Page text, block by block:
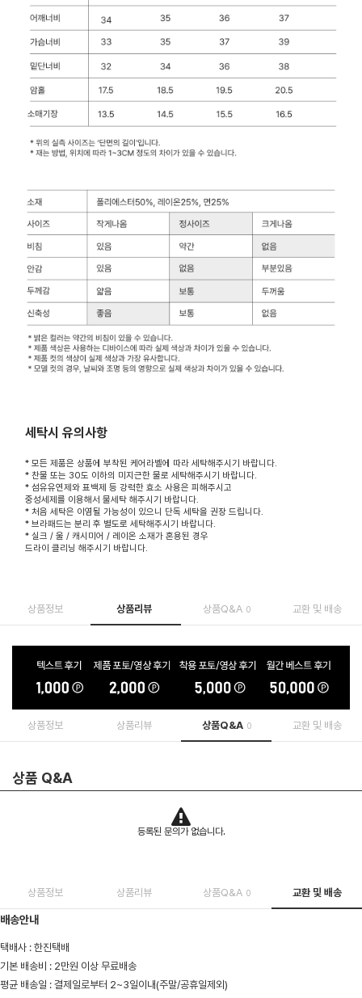
세탁시 유의사항
* 모든 제품은 상품에 부착된 케어라벨에 따라 세탁해주시기 바랍니다.
* 찬물 또는 30도 이하의 미지근한 물로 세탁해주시기 바랍니다.
* 섬유유연제와 표백제 등 강력한 효소 사용은 피해주시고
중성세제를 이용해서 물세탁 해주시기 바랍니다.
* 처음 세탁은 이염될 가능성이 있으니 단독 세탁을 권장 드립니다.
* 브라패드는 분리 후 별도로 세탁해주시기 바랍니다.
* 실크 / 울 / 캐시미어 / 레이온 소재가 혼용된 경우
드라이 클리닝 해주시기 바랍니다.
상품정보 상품리뷰 상품Q&A 0 교환 및 배송
상품정보 상품리뷰 상품Q&A 0 교환 및 배송
상품 Q&A
등록된 문의가 없습니다.
상품정보 상품리뷰 상품Q&A 0 교환 및 배송
배송안내
택배사 : 한진택배
기본 배송비 : 2만원 이상 무료배송
평균 배송일 : 결제일로부터 2~3일이내(주말/공휴일제외)